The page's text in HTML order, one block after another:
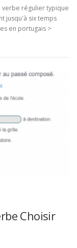
verbe régulier typique
jusqu'à six temps
en portugais >
Choisir